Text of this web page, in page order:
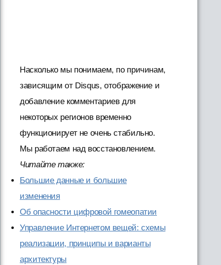
Насколько мы понимаем, по причинам,
зависящим от Disqus, отображение и
добавление комментариев для
некоторых регионов временно
функционирует не очень стабильно.
Мы работаем над восстановлением.
Читайте также:
Большие данные и большие
изменения
Об опасности цифровой гомеопатии
Управление Интернетом вещей: схемы
реализации, принципы и варианты
архитектуры